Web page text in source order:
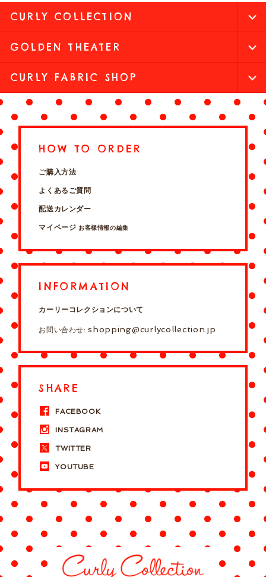
CURLY COLLECTION
GOLDEN THEATER
CURLY FABRIC SHOP
HOW TO ORDER
ご購入方法
よくあるご質問
配送カレンダー
マイページ お客様情報の編集
INFORMATION
カーリーコレクションについて
お問い合わせ:shopping@curlycollection.jp
SHARE
FACEBOOK
INSTAGRAM
TWITTER
YOUTUBE